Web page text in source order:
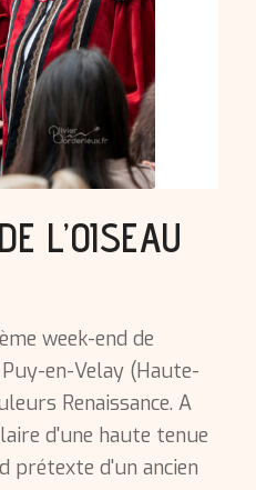
L’OISEAU
week-end de
en-Velay (Haute-
Renaissance. A
d'une haute tenue
prétexte d'un ancien